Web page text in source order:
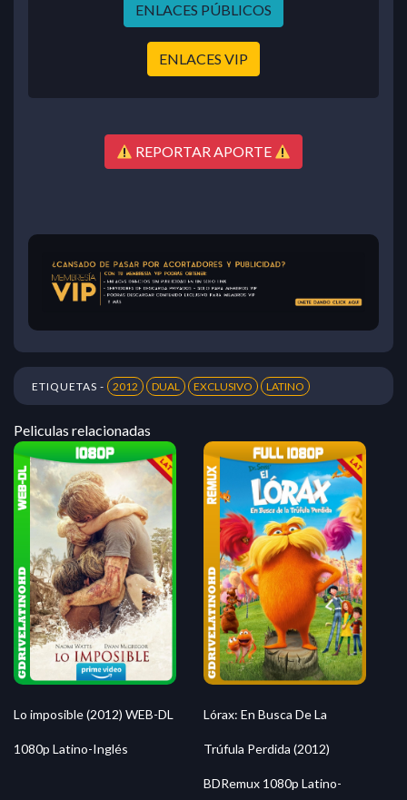
ENLACES PÚBLICOS
ENLACES VIP
REPORTAR APORTE
ETIQUETAS - 2012 DUAL EXCLUSIVO LATINO
Peliculas relacionadas
Lo imposible (2012) WEB-DL
1080p Latino-Inglés
Lórax: En Busca De La
Trúfula Perdida (2012)
BDRemux 1080p Latino-